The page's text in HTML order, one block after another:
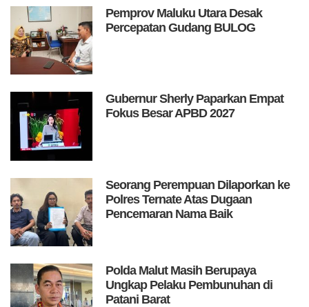
Pemprov Maluku Utara Desak
Percepatan Gudang BULOG
Gubernur Sherly Paparkan Empat
Fokus Besar APBD 2027
Seorang Perempuan Dilaporkan ke
Polres Ternate Atas Dugaan
Pencemaran Nama Baik
Polda Malut Masih Berupaya
Ungkap Pelaku Pembunuhan di
Patani Barat